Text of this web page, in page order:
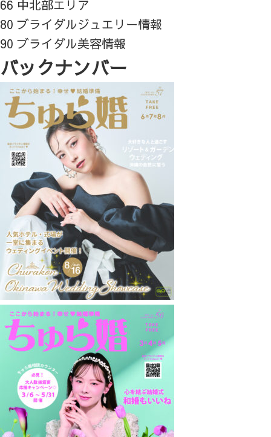
66 中北部エリア
80 ブライダルジュエリー情報
90 ブライダル美容情報
バックナンバー